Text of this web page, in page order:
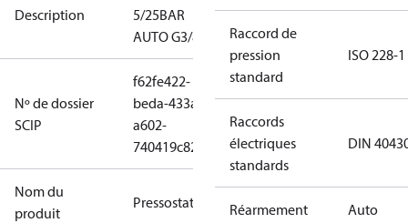
Description
5/25BAR
AUTO G3/8
Nº de dossier
SCIP
f62fe422-
beda-433a-
a602-
740419c82c06
Nom du
produit
Pressostat
Raccord de
pression
standard
ISO 228-1
Raccords
électriques
standards
DIN
Réarmement Auto